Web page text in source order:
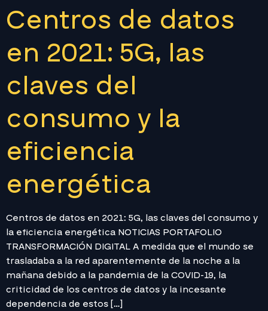
Centros de datos
en 2021: 5G, las
claves del
consumo y la
eficiencia
energética
Centros de datos en 2021: 5G, las claves del consumo y
la eficiencia energética NOTICIAS PORTAFOLIO
TRANSFORMACIÓN DIGITAL A medida que el mundo se
trasladaba a la red aparentemente de la noche a la
mañana debido a la pandemia de la COVID-19, la
criticidad de los centros de datos y la incesante
dependencia de estos […]